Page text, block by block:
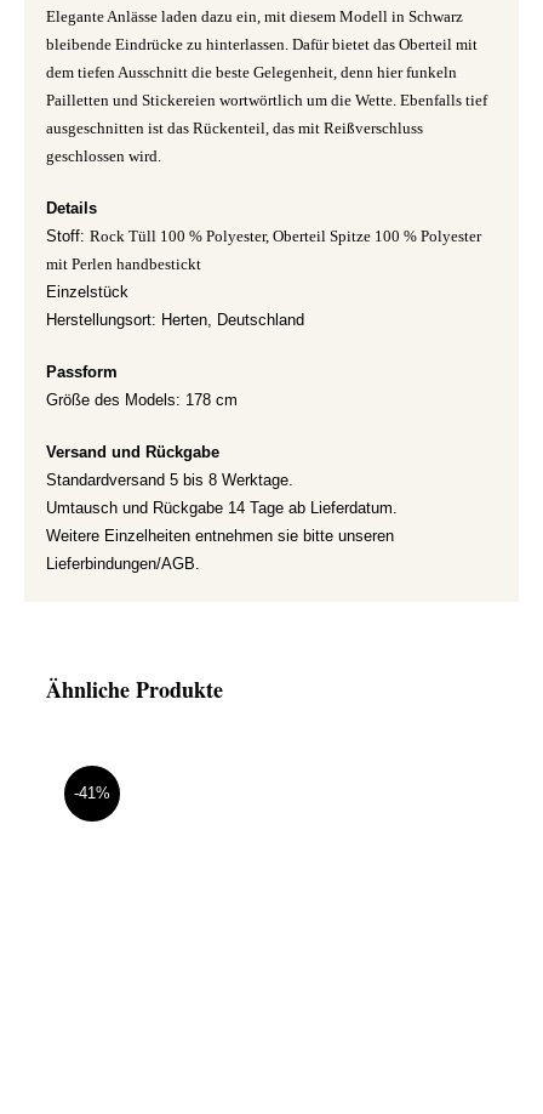
Elegante Anlässe laden dazu ein, mit diesem Modell in Schwarz
bleibende Eindrücke zu hinterlassen. Dafür bietet das Oberteil mit
dem tiefen Ausschnitt die beste Gelegenheit, denn hier funkeln
Pailletten und Stickereien wortwörtlich um die Wette. Ebenfalls tief
ausgeschnitten ist das Rückenteil, das mit Reißverschluss
geschlossen wird.
Details
Stoff: Rock Tüll 100 % Polyester, Oberteil Spitze 100 % Polyester
mit Perlen handbestickt
Einzelstück
Herstellungsort: Herten, Deutschland
Passform
Größe des Models: 178 cm
Versand und Rückgabe
Standardversand 5 bis 8 Werktage.
Umtausch und Rückgabe 14 Tage ab Lieferdatum.
Weitere Einzelheiten entnehmen sie bitte unseren
Lieferbindungen/AGB.
Ähnliche Produkte
-41%